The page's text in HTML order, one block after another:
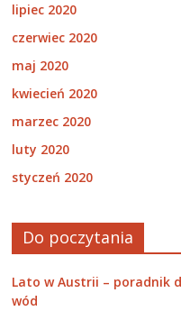
lipiec 2020
czerwiec 2020
maj 2020
kwiecień 2020
marzec 2020
luty 2020
styczeń 2020
Do poczytania
Lato w Austrii – poradnik
wód